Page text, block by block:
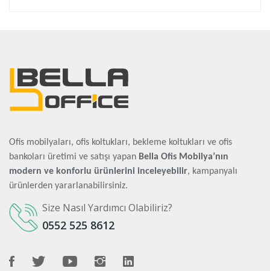
Ofis mobilyaları, ofis koltukları, bekleme koltukları ve ofis
bankoları üretimi ve satışı yapan Bella Ofis Mobilya’nın
modern ve konforlu ürünlerini inceleyebilir, kampanyalı
ürünlerden yararlanabilirsiniz.
Size Nasıl Yardımcı Olabiliriz?
0552 525 8612